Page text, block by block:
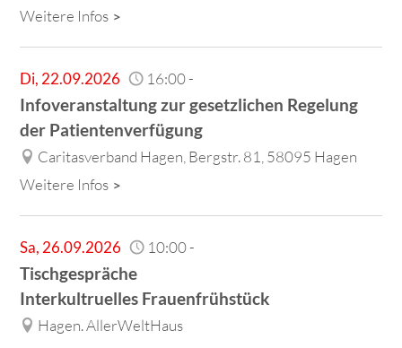
Weitere Infos
Di, 22.09.2026 16:00-
Infoveranstaltung zur gesetzlichen Regelung
der Patientenverfügung
Caritasverband Hagen, Bergstr. 81, 58095 Hagen
Weitere Infos
Sa, 26.09.2026 10:00-
Tischgespräche
Interkultruelles Frauenfrühstück
Hagen. AllerWeltHaus